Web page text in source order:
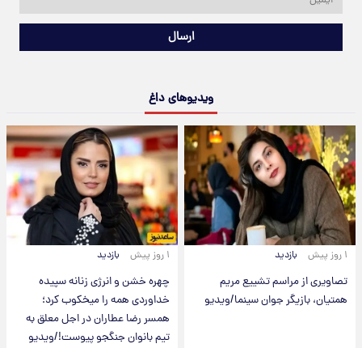
ارسال
ویدیوهای داغ
۱ روز پیش بازدید
تصاویری از مراسم تشییع مریم
همتیان، بازیگر جوان سینما/ویدیو
۱ روز پیش بازدید
چهره خشن و انرژی زنانه سپیده
خداوردی همه را میخکوب کرد؛
همسر رضا عطاران در اجل معلق به
تیم بانوان جنگجو پیوست!/ویدیو